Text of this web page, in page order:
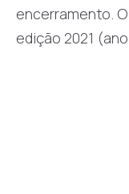
encerramento.
edição 2021